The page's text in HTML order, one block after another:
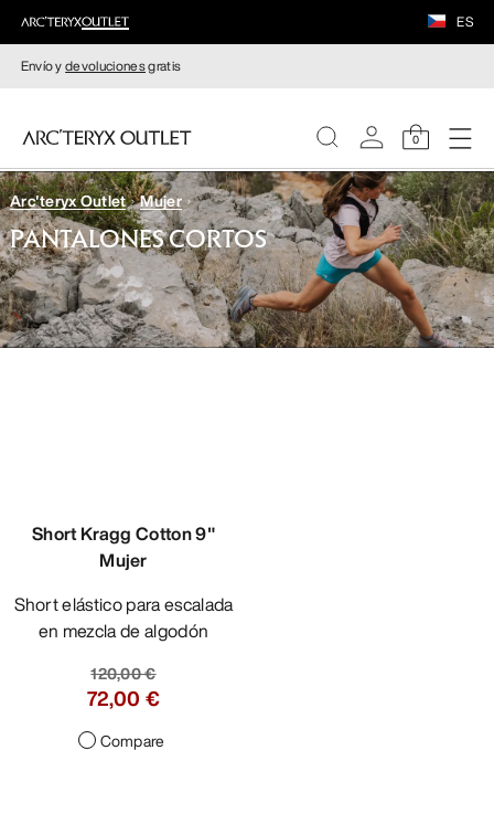
ES
Envío ydevolucionesgratis
0
MUJERE
HOMBRE
Arc'teryx Outlet Mujer
PANTALONES CORTOS
Short Kragg Cotton 9"
Mujer
Short elástico para escalada
en mezcla de algodón
120,00 €
72,00 €
Compare